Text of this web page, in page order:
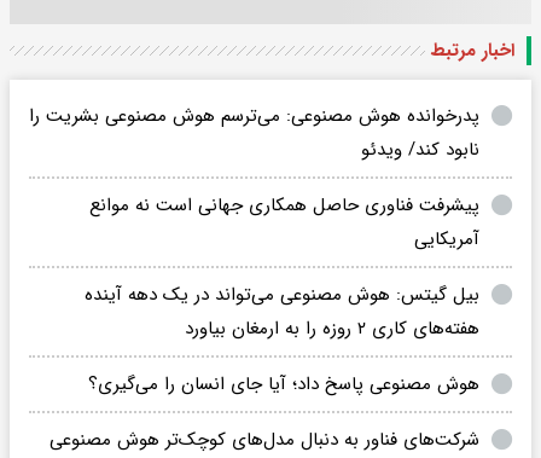
اخبار مرتبط
‌پدرخوانده هوش مصنوعی: می‌ترسم هوش مصنوعی بشریت را
نابود کند/ ویدئو
پیشرفت فناوری حاصل همکاری جهانی است نه موانع
آمریکایی
بیل گیتس: هوش مصنوعی می‌تواند در یک دهه آینده
هفته‌های کاری ۲ روزه را به ارمغان بیاورد
هوش مصنوعی پاسخ داد؛ آیا جای انسان را می‌گیری؟
شرکت‌های فناور به دنبال مدل‌های کوچک‌تر هوش مصنوعی